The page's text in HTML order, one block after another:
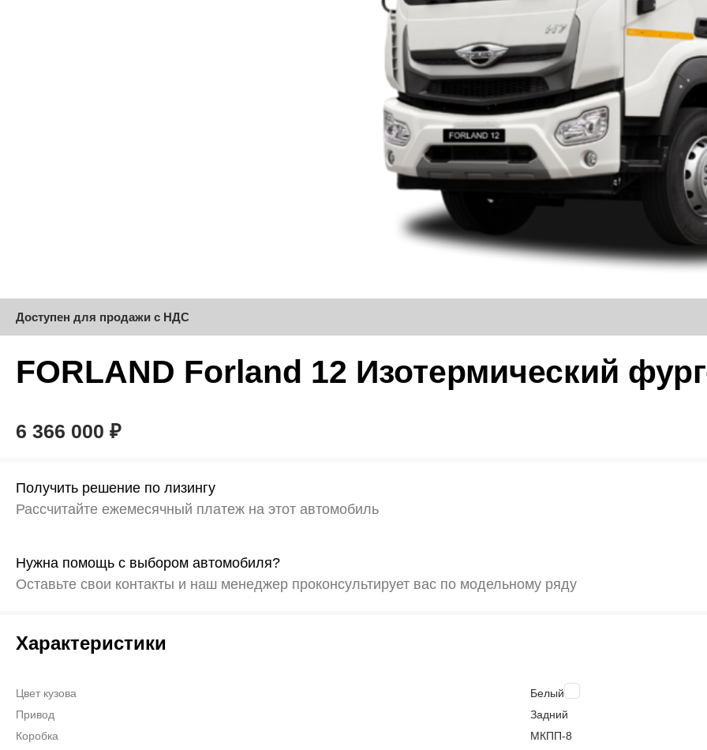
Доступен для продажи с НДС
FORLAND Forland 12 Изотермический
6 366 000 ₽
Получить решение по лизингу
Рассчитайте ежемесячный платеж на этот автомобиль
Нужна помощь с выбором автомобиля?
Оставьте свои контакты и наш менеджер проконсультирует вас по модельному ряду
Характеристики
Цвет кузова
Белый
Привод
Задний
Коробка
МКПП-8